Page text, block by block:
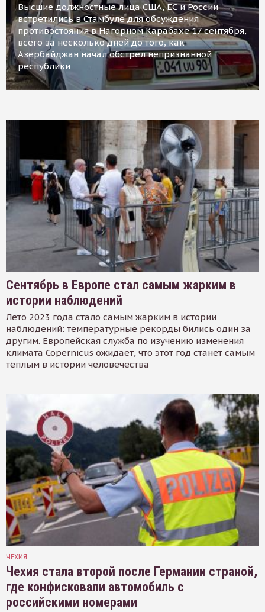
Высшие должностные лица США, ЕС и России
встретились в Стамбуле для обсуждения
противостояния в Нагорном Карабахе 17 сентября,
всего за несколько дней до того, как
Азербайджан начал обстрел непризнанной
республики
Сентябрь в Европе стал самым жарким в
истории наблюдений
Лето 2023 года стало самым жарким в истории
наблюдений: температурные рекорды бились один за
другим. Европейская служба по изучению изменения
климата Copernicus ожидает, что этот год станет самым
тёплым в истории человечества
ЧЕХИЯ
Чехия стала второй после Германии страной,
где конфисковали автомобиль с
российскими номерами